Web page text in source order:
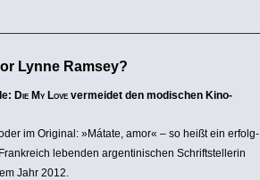
Lynne Ramsey?
Die My Love vermeidet den modischen Kino-
im Original: »Mátate, amor« – so heißt ein erfolg­
lebenden argen­ti­ni­schen Schrift­stel­lerin
Jahr 2012.